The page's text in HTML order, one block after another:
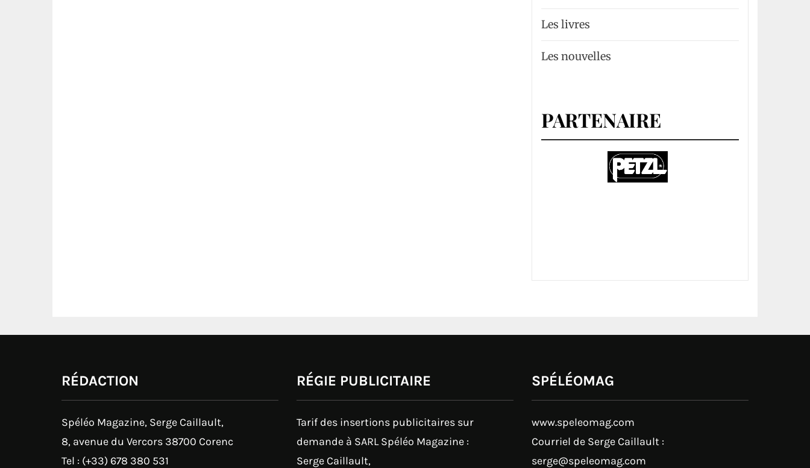
Les livres
Les nouvelles
PARTENAIRE
RÉDACTION
Spéléo Magazine, Serge Caillault,
8, avenue du Vercors 38700 Corenc
Tel : (+33) 678 380 531
RÉGIE PUBLICITAIRE
Tarif des insertions publicitaires sur
demande à SARL Spéléo Magazine :
Serge Caillault,
SPÉLÉOMAG
www.speleomag.com
Courriel de Serge Caillault :
serge@speleomag.com